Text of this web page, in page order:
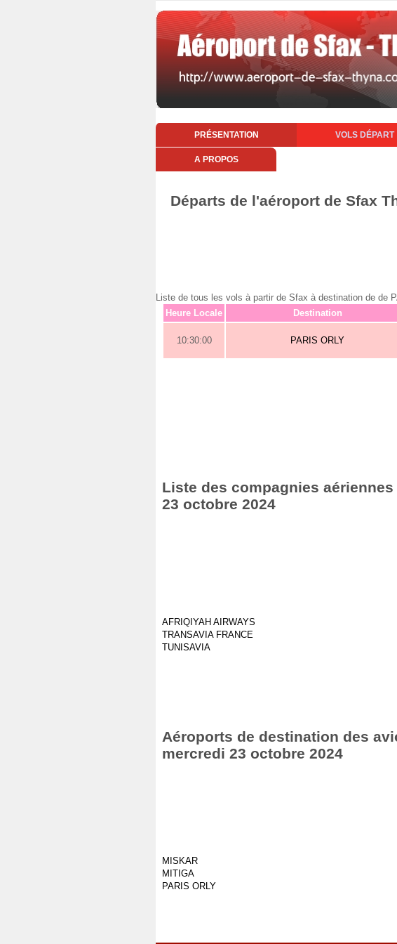
PRÉSENTATION VOLS DÉPART
A PROPOS
Départs de l'aéroport de Sfax
Liste de tous les vols à partir de Sfax à destination de de
Heure Locale
Destination
10:30:00 PARIS ORLY
Liste des compagnies
23 octobre 2024
AFRIQIYAH AIRWAYS
TRANSAVIA FRANCE
TUNISAVIA
Aéroports de destination des
mercredi 23 octobre 2024
MISKAR
MITIGA
PARIS ORLY